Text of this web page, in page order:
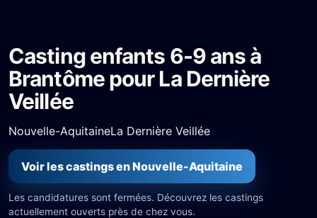
Casting enfants 6-9 ans à
Brantôme pour La Dernière
Veillée
Nouvelle-AquitaineLa Dernière Veillée
Voir les castings en Nouvelle-Aquitaine
Les candidatures sont fermées. Découvrez les castings
actuellement ouverts près de chez vous.